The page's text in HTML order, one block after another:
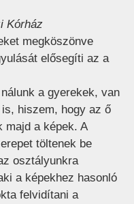
Kórház
megköszönve
elősegíti az a
a gyerekek, van
hiszem, hogy az ő
majd a képek. A
töltenek be
osztályunkra
a képekhez hasonló
felvidítani a